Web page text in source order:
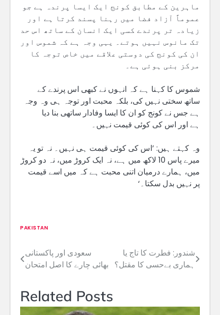
ماہرین کے مطابق کونج ایک ایسا پرندہ ہے جو
عموماً آزاد فضا میں رہنا پسند کرتا ہے اور
زیادہ تر پرندے کسی ایک انسان کے ساتھ اس حد
تک مانوس نہیں ہوتے۔ یہی وجہ ہے کہ شموس اور
ان کی کونج کی دوستی علاقے میں خاص توجہ کا
مرکز بنی ہوئی ہے۔
شموس کا کہنا ہے کہ انہوں نے کبھی اس پرندے کے
ساتھ سختی نہیں کی، بلکہ محبت اور توجہ ہی وہ وجہ
ہے جس نے کونج کو ان کا ایسا وفادار ساتھی بنا دیا
ہے اور اس کی کوئی قیمت نہیں۔
وہ کہتے ہیں: ’اس کی کوئی قیمت ہی نہیں۔ نہ تو یہ
میرے پاس 10 لاکھ میں ہے، نہ ایک کروڑ میں، نہ دو کروڑ
میں، ہمارے درمیان اتنی محبت ہے کہ میں اسے قیمت
پر نہیں بدل سکتا۔‘
PAKISTAN
Post
navigation
سعودی اور پاکستانی
بھائی چارے کا اصل امتحان
شندور: فطرت کا تاج یا
ہماری بےحسی کا مقتل؟
Related Posts